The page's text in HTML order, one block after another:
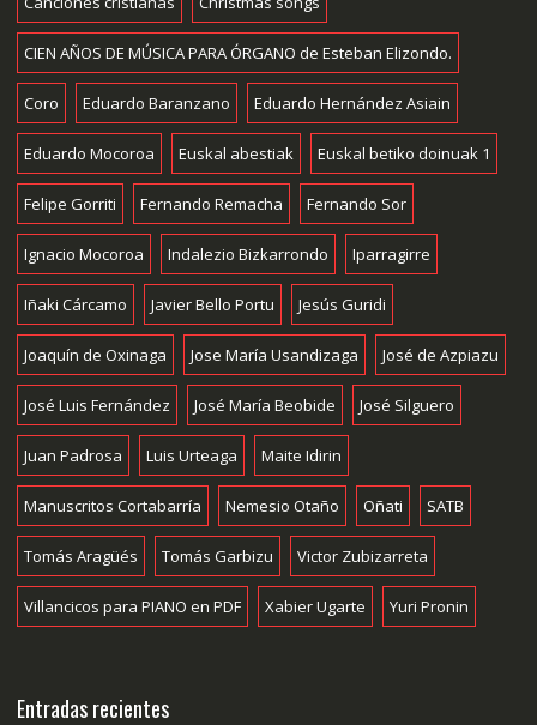
CIEN AÑOS DE MÚSICA PARA ÓRGANO de Esteban Elizondo.
Coro Eduardo Baranzano Eduardo Hernández Asiain
Eduardo Mocoroa Euskal abestiak Euskal betiko doinuak 1
Felipe Gorriti Fernando Remacha Fernando Sor
Ignacio Mocoroa Indalezio Bizkarrondo Iparragirre
Iñaki Cárcamo Javier Bello Portu Jesús Guridi
Joaquín de Oxinaga Jose María Usandizaga José de Azpiazu
José Luis Fernández José María Beobide José Silguero
Juan Padrosa Luis Urteaga Maite Idirin
Manuscritos Cortabarría Nemesio Otaño Oñati SATB
Tomás Aragüés Tomás Garbizu Victor Zubizarreta
Villancicos para PIANO en PDF Xabier Ugarte Yuri Pronin
Entradas recientes